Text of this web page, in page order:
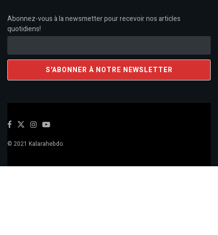
Abonnez-vous à la newsmetter pour recevoir nos articles
quotidiens!
© 2021 Kalarahebdo